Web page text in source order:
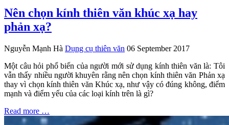
Nên chọn kính thiên văn khúc xạ hay
phản xạ?
Nguyễn Mạnh Hà Dụng cụ thiên văn 06 September 2017
Một câu hỏi phổ biến của người mới sử dụng kính thiên văn là: Tôi
vẫn thấy nhiều người khuyên rằng nên chọn kính thiên văn Phản xạ
thay vì chọn kính thiên văn Khúc xạ, như vậy có đúng không, điểm
mạnh và điểm yếu của các loại kính trên là gì?
Read more …